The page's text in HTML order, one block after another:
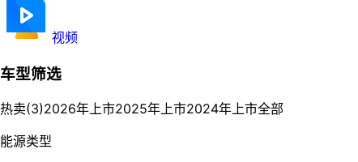
视频
车型筛选
热卖(3)2026年上市2025年上市2024年上市全部
能源类型